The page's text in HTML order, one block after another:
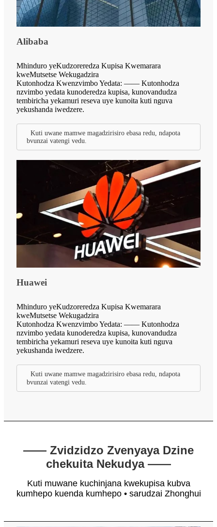
Alibaba
Mhinduro yeKudzoreredza Kupisa Kwemarara
kweMutsetse Wekugadzira
Kutonhodza Kwenzvimbo Yedata: —— Kutonhodza
nzvimbo yedata kunoderedza kupisa, kunovandudza
tembiricha yekamuri reseva uye kunoita kuti nguva
yekushanda iwedzere.
Kuti uwane mamwe magadzirisiro ebasa redu, ndapota
bvunzai vatengi vedu.
Huawei
Mhinduro yeKudzoreredza Kupisa Kwemarara
kweMutsetse Wekugadzira
Kutonhodza Kwenzvimbo Yedata: —— Kutonhodza
nzvimbo yedata kunoderedza kupisa, kunovandudza
tembiricha yekamuri reseva uye kunoita kuti nguva
yekushanda iwedzere.
Kuti uwane mamwe magadzirisiro ebasa redu, ndapota
bvunzai vatengi vedu.
—— Zvidzidzo Zvenyaya Dzine
chekuita Nekudya ——
Kuti muwane kuchinjana kwekupisa kubva
kumhepo kuenda kumhepo • sarudzai Zhonghui